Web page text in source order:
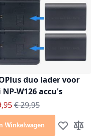
duo lader voor
NP-W126 accu's
prijs
Normale prijs
€ 29,95
In Winkelwagen Voeg toe